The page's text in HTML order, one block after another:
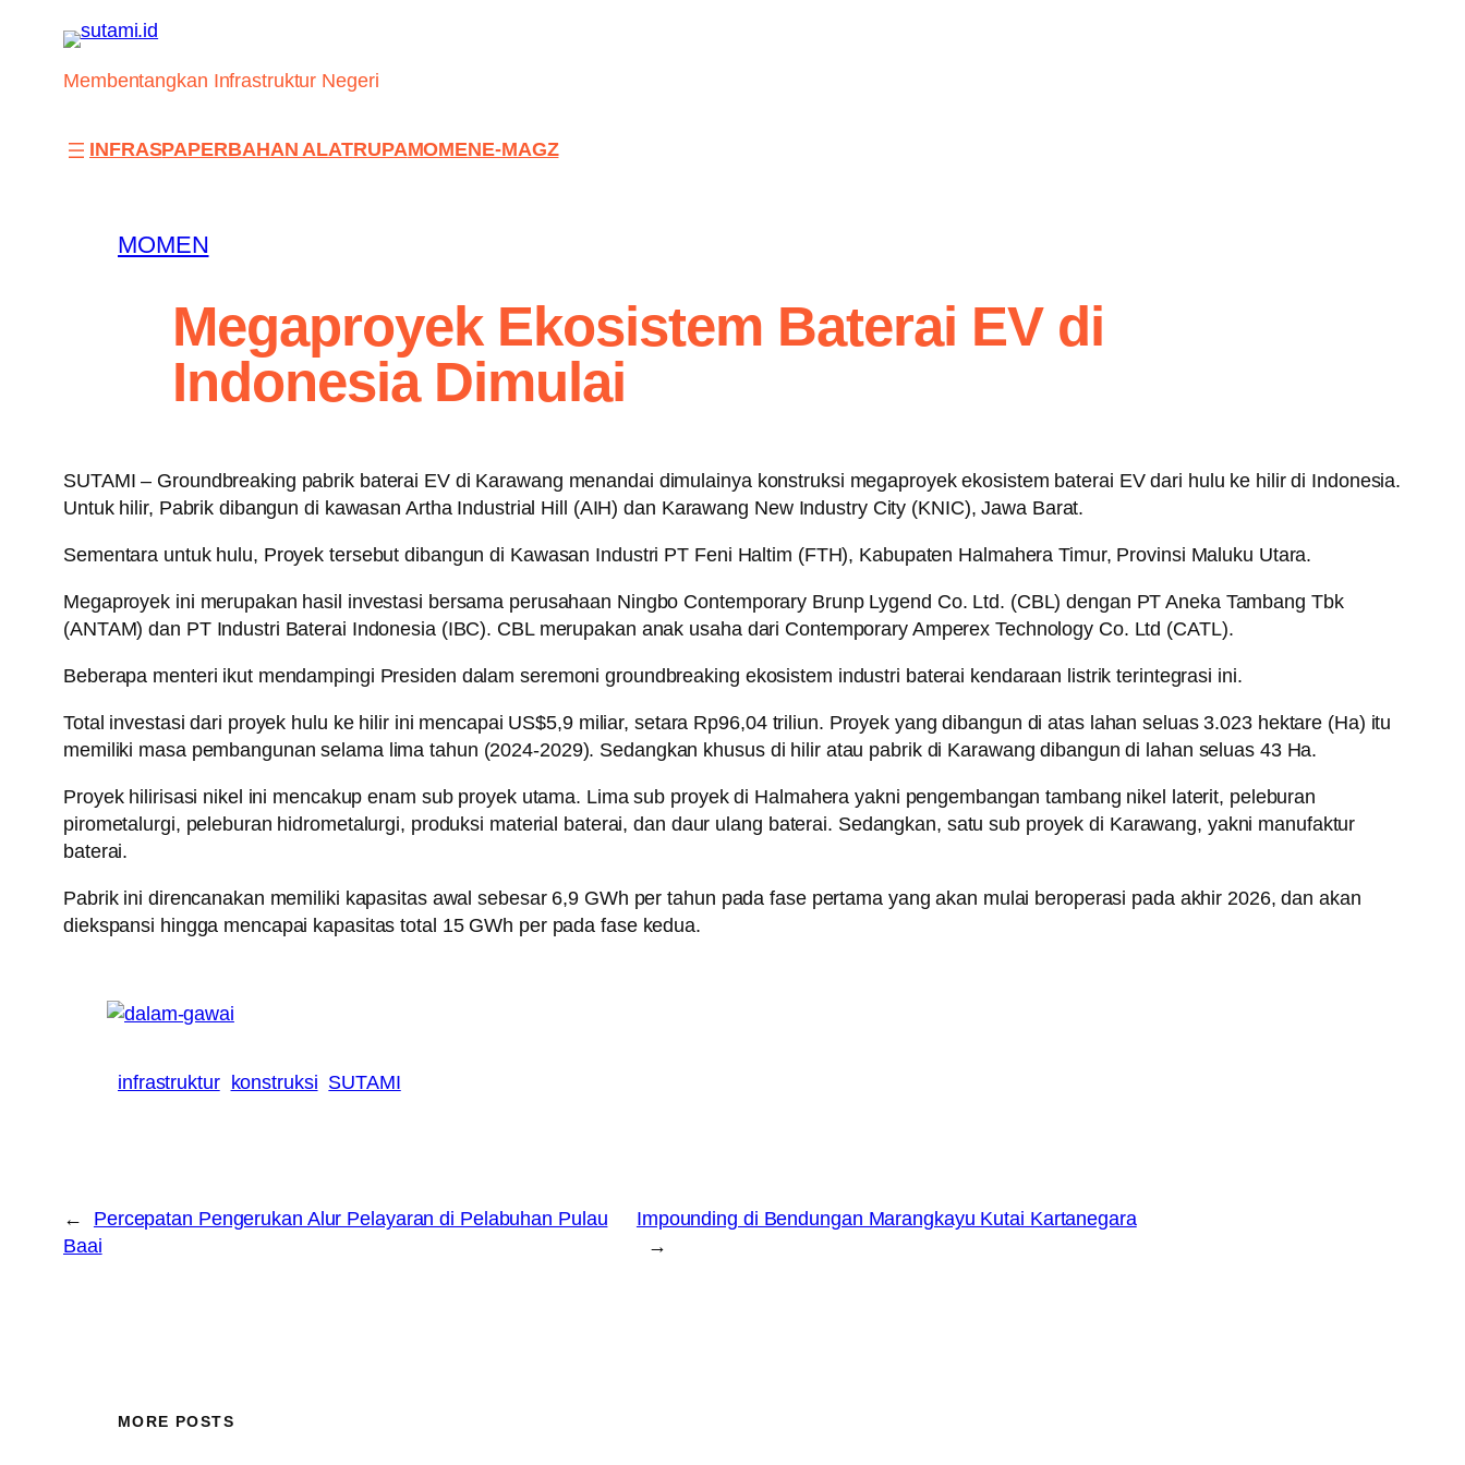
contentMembentangkan Infrastruktur Negeri
INFRASPAPERBAHAN ALATRUPAMOMENE-MAGZ
MOMEN
Megaproyek Ekosistem Baterai EV di
Indonesia Dimulai
SUTAMI – Groundbreaking pabrik baterai EV di Karawang menandai dimulainya konstruksi megaproyek ekosistem baterai EV dari hulu ke hilir di Indonesia.
Untuk hilir, Pabrik dibangun di kawasan Artha Industrial Hill (AIH) dan Karawang New Industry City (KNIC), Jawa Barat.
Sementara untuk hulu, Proyek tersebut dibangun di Kawasan Industri PT Feni Haltim (FTH), Kabupaten Halmahera Timur, Provinsi Maluku Utara.
Megaproyek ini merupakan hasil investasi bersama perusahaan Ningbo Contemporary Brunp Lygend Co. Ltd. (CBL) dengan PT Aneka Tambang Tbk
(ANTAM) dan PT Industri Baterai Indonesia (IBC). CBL merupakan anak usaha dari Contemporary Amperex Technology Co. Ltd (CATL).
Beberapa menteri ikut mendampingi Presiden dalam seremoni groundbreaking ekosistem industri baterai kendaraan listrik terintegrasi ini.
Total investasi dari proyek hulu ke hilir ini mencapai US$5,9 miliar, setara Rp96,04 triliun. Proyek yang dibangun di atas lahan seluas 3.023 hektare (Ha) itu
memiliki masa pembangunan selama lima tahun (2024-2029). Sedangkan khusus di hilir atau pabrik di Karawang dibangun di lahan seluas 43 Ha.
Proyek hilirisasi nikel ini mencakup enam sub proyek utama. Lima sub proyek di Halmahera yakni pengembangan tambang nikel laterit, peleburan
pirometalurgi, peleburan hidrometalurgi, produksi material baterai, dan daur ulang baterai. Sedangkan, satu sub proyek di Karawang, yakni manufaktur
baterai.
Pabrik ini direncanakan memiliki kapasitas awal sebesar 6,9 GWh per tahun pada fase pertama yang akan mulai beroperasi pada akhir 2026, dan akan
diekspansi hingga mencapai kapasitas total 15 GWh per pada fase kedua.
infrastruktur konstruksi SUTAMI
←
Percepatan Pengerukan Alur Pelayaran di Pelabuhan Pulau
Baai
Impounding di Bendungan Marangkayu Kutai Kartanegara
→
MORE POSTS